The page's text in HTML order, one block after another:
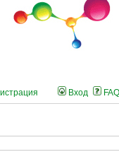
Вход FAQ